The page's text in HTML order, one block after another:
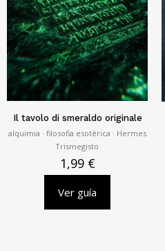
Il tavolo di smeraldo originale
alquimia · filosofia esotérica · Hermes
Trismegisto
1,99 €
Ver guía